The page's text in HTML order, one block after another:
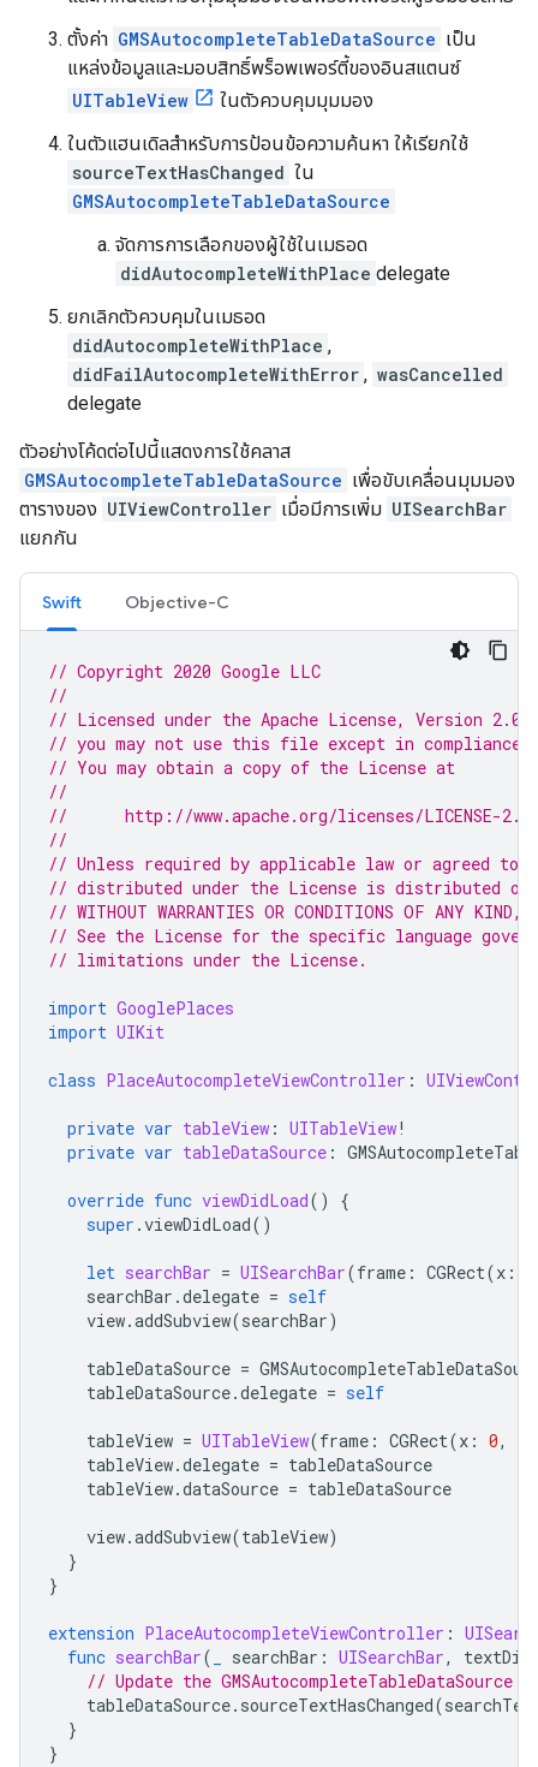
ตั้งค่า GMSAutocompleteTableDataSource เป็น
แหล่งข้อมูลและมอบสิทธิ์พร็อพเพอร์ตี้ของอินสแตนซ์
UITableView
ในตัวควบคุมมุมมอง
ในตัวแฮนเดิลสำหรับการป้อนข้อความค้นหา ให้เรียกใช้
sourceTextHasChanged ใน
GMSAutocompleteTableDataSource
จัดการการเลือกของผู้ใช้ในเมธอด
didAutocompleteWithPlace delegate
ยกเลิกตัวควบคุมในเมธอด
didAutocompleteWithPlace ,
didFailAutocompleteWithError , wasCancelled
delegate
ตัวอย่างโค้ดต่อไปนี้แสดงการใช้คลาส
GMSAutocompleteTableDataSource เพื่อขับเคลื่อนมุมมอง
ตารางของ UIViewController เมื่อมีการเพิ่ม UISearchBar
แยกกัน
Swift Objective-C
// Copyright 2020 Google LLC
//
// Licensed under the Apache License, Version
// you may not use this file except in compliance
// You may obtain a copy of the License at
//
//      http://www.apache.org/licenses/LICENSE-2.0
//
// Unless required by applicable law or agreed to
// distributed under the License is distributed on
// WITHOUT WARRANTIES OR CONDITIONS OF ANY
// See the License for the specific language
// limitations under the License.
import GooglePlaces
import UIKit
class PlaceAutocompleteViewController :
private var tableView : UITableView!
private var tableDataSource :
override func viewDidLoad()
{
super .viewDidLoad()
let searchBar = UISearchBar(frame : CGRect(x :
searchBar .delegate = self
view.addSubview(searchBar)
tableDataSource =
tableDataSource.delegate = self
tableView = UITableView(frame : CGRect(x : 0,
tableView.delegate = tableDataSource
tableView.dataSource = tableDataSource
view.addSubview(tableView)
}
}
extension PlaceAutocompleteViewController :
func searchBar( searchBar : UISearchBar,
// Update the
tableDataSource. sourceTextHasChanged(
}
}